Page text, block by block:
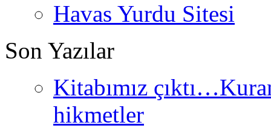
Havas Yurdu Sitesi
Son Yazılar
Kitabımız
hikmetler